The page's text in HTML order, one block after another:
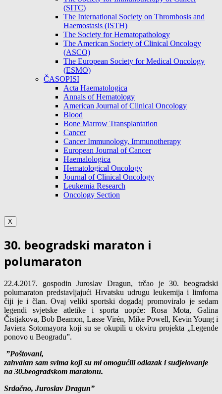
(SITC)
The International Society on Thrombosis and
Haemostasis (ISTH)
The Society for Hematopathology
The American Society of Clinical Oncology
(ASCO)
The European Society for Medical Oncology
(ESMO)
ČASOPISI
Acta Haematologica
Annals of Hematology
American Journal of Clinical Oncology
Blood
Bone Marrow Transplantation
Cancer
Cancer Immunology, Immunotherapy
European Journal of Cancer
Haemalologica
Hematological Oncology
Journal of Clinical Oncology
Leukemia Research
Oncology Section
X
30. beogradski maraton i
polumaraton
22.4.2017. gospodin Juroslav Dragun, trčao je 30. beogradski
polumaraton predstavljajući Hrvatsku udrugu leukemija i limfoma
čiji je i član. Ovaj veliki sportski događaj promoviralo je sedam
legendi svjetske atletike i sporta uopće: Rosa Mota, Galina
Čistjakova, Bob Beamon, Lasse Virén, Mike Powell, Kevin Young i
Javiera Sotomayora koji su se okupili u okviru projekta „Legende
ponovo u Beogradu”.
”Poštovani,
zahvalan sam svima koji su mi omogućili odlazak i sudjelovanje
na 30.beogradskom maratonu.
Srdačno, Juroslav Dragun”